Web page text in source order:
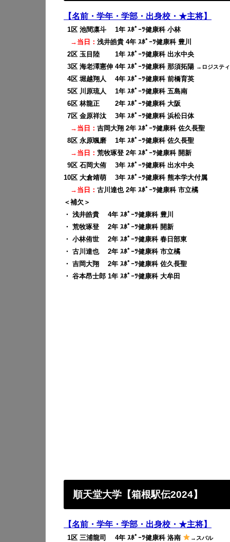
【名前・学年・学部・出身校・★主将】
1区 池間凛斗 1年 ｽﾎﾟｰﾂ健康科 小林
→当日： 浅井皓貴 4年 ｽﾎﾟｰﾂ健康科 豊川
2区 玉目陸 1年 ｽﾎﾟｰﾂ健康科 出水中央
3区 海老澤憲伸 4年 ｽﾎﾟｰﾂ健康科 那須拓陽 →ロジステ
4区 堀越翔人 4年 ｽﾎﾟｰﾂ健康科 前橋育英
5区 川原琉人 1年 ｽﾎﾟｰﾂ健康科 五島南
6区 林龍正 2年 ｽﾎﾟｰﾂ健康科 大阪
7区 金原祥汰 3年 ｽﾎﾟｰﾂ健康科 浜松日体
→当日： 吉岡大翔 2年 ｽﾎﾟｰﾂ健康科 佐久長聖
8区 永原颯磨 1年 ｽﾎﾟｰﾂ健康科 佐久長聖
→当日： 荒牧琢登 2年 ｽﾎﾟｰﾂ健康科 開新
9区 石岡大侑 3年 ｽﾎﾟｰﾂ健康科 出水中央
10区 大倉靖萌 3年 ｽﾎﾟｰﾂ健康科 熊本学大付属
→当日： 古川達也 2年 ｽﾎﾟｰﾂ健康科 市立橘
＜補欠＞
・ 浅井皓貴 4年 ｽﾎﾟｰﾂ健康科 豊川
・ 荒牧琢登 2年 ｽﾎﾟｰﾂ健康科 開新
・ 小林侑世 2年 ｽﾎﾟｰﾂ健康科 春日部東
・ 古川達也 2年 ｽﾎﾟｰﾂ健康科 市立橘
・ 吉岡大翔 2年 ｽﾎﾟｰﾂ健康科 佐久長聖
・ 谷本昂士郎 1年 ｽﾎﾟｰﾂ健康科 大牟田
順天堂大学 【箱根駅伝2024】
【名前・学年・学部・出身校・★主将】
1区 三浦龍司 4年 ｽﾎﾟｰﾂ健康科 洛南 →スバル